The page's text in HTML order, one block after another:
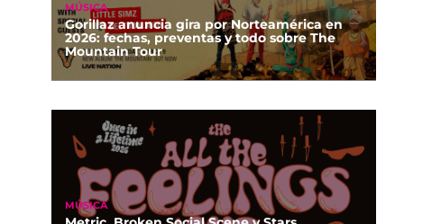
MÚSICA
Gorillaz anuncia gira por Norteamérica en
2026: fechas, preventas y todo sobre The
Mountain Tour
MÚSICA